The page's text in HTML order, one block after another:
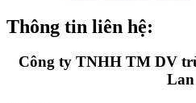
Thông tin liên hệ:
Công ty TNHH TM DV
Lan